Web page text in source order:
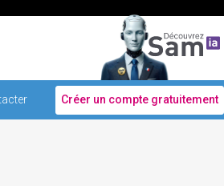
Créer un compte gratuitement